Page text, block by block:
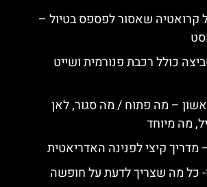
של קרואטיה שאסור לפספס בטיול –
כולל רכבת פנורמית ושייט
– מה פתוח / מה סגור, לאן
מה מיוחד
מדריך קיצי לפנינה האדריאטית
כל מה שצריך לדעת על חופשה